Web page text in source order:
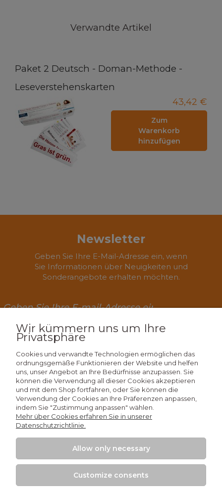
Verwandte Artikel
Paket 2 Deutsch - Doman-Methode -
Leseverstehenskarten
43,42 €
Zum
Warenkorb
hinzufügen
Newsletter
Geben Sie Ihre E-Mail-Adresse ein, wenn
Sie Informationen über Neuigkeiten und
Sonderangebote erhalten möchten.
Abonnieren
Wissen
Einkaufen
Mein Konto
Wir kümmern uns um Ihre
Privatsphäre
Cookies und verwandte Technologien ermöglichen das
ordnungsgemäße Funktionieren der Website und helfen
uns, unser Angebot an Ihre Bedürfnisse anzupassen. Sie
können die Verwendung all dieser Cookies akzeptieren
und mit dem Shop fortfahren, oder Sie können die
Verwendung der Cookies an Ihre Präferenzen anpassen,
indem Sie "Zustimmung anpassen" wählen.
Mehr über Cookies erfahren Sie in unserer
Datenschutzrichtlinie.
Allow only necessary
Customize consents